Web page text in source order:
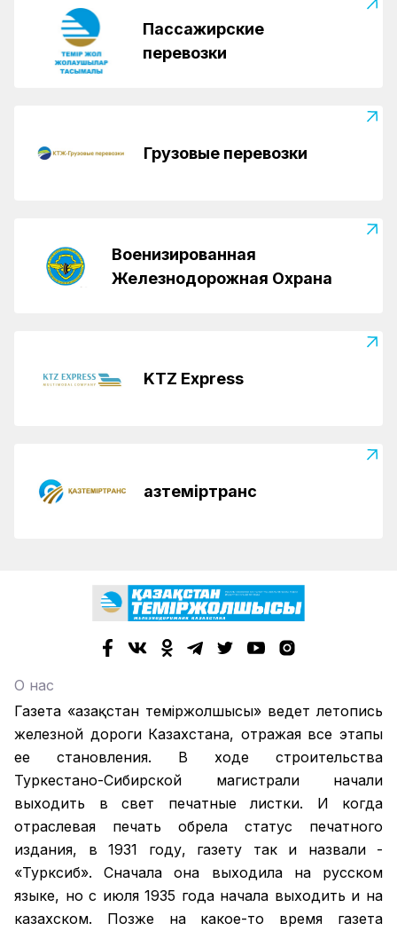
Пассажирские
перевозки
Грузовые перевозки
Военизированная
Железнодорожная Охрана
KTZ Express
Қазтеміртранс
О нас
Газета «Қазақстан теміржолшысы» ведет летопись
железной дороги Казахстана, отражая все этапы
ее становления. В ходе строительства
Туркестано-Сибирской магистрали начали
выходить в свет печатные листки. И когда
отраслевая печать обрела статус печатного
издания, в 1931 году, газету так и назвали -
«Турксиб». Сначала она выходила на русском
языке, но с июля 1935 года начала выходить и на
казахском. Позже на какое-то время газета